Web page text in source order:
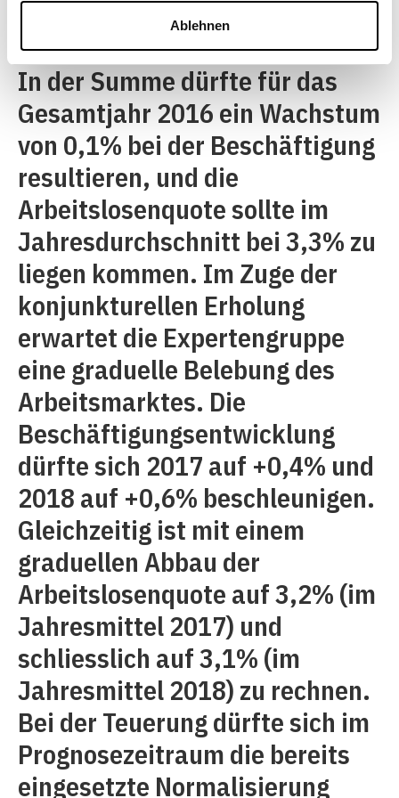
Ablehnen
Arbeitslosigkeit lag bis zuletzt
auf einem relativ hohen Niveau.
In der Summe dürfte für das
Gesamtjahr 2016 ein Wachstum
von 0,1% bei der Beschäftigung
resultieren, und die
Arbeitslosenquote sollte im
Jahresdurchschnitt bei 3,3% zu
liegen kommen. Im Zuge der
konjunkturellen Erholung
erwartet die Expertengruppe
eine graduelle Belebung des
Arbeitsmarktes. Die
Beschäftigungsentwicklung
dürfte sich 2017 auf +0,4% und
2018 auf +0,6% beschleunigen.
Gleichzeitig ist mit einem
graduellen Abbau der
Arbeitslosenquote auf 3,2% (im
Jahresmittel 2017) und
schliesslich auf 3,1% (im
Jahresmittel 2018) zu rechnen.
Bei der Teuerung dürfte sich im
Prognosezeitraum die bereits
eingesetzte Normalisierung